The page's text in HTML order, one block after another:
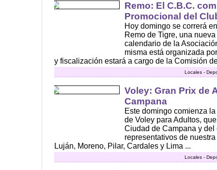
Remo: El C.B.C.
Promocional del
Hoy domingo se correrá
Remo de Tigre, una
calendario de la
misma está organizada
y fiscalización estará a cargo de la Comisión
Locales -
Voley: Gran Prix de
Campana
Este domingo comienza
de Voley para Adultos,
Ciudad de Campana y
representativos de
Luján, Moreno, Pilar, Cardales y Lima ...
Locales -